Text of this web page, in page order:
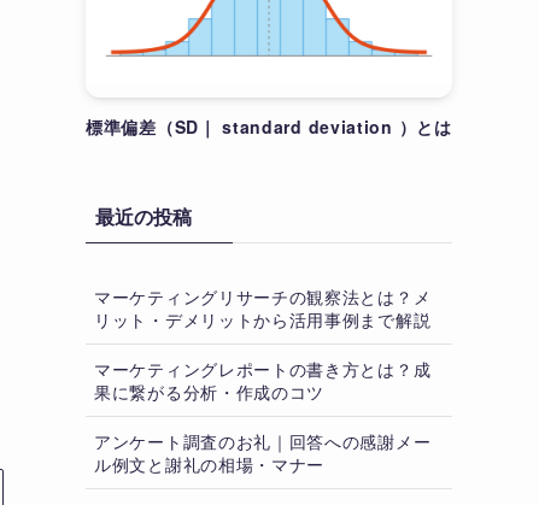
標準偏差（SD｜ standard deviation ）とは
最近の投稿
マーケティングリサーチの観察法とは？メ
リット・デメリットから活用事例まで解説
マーケティングレポートの書き方とは？成
果に繋がる分析・作成のコツ
アンケート調査のお礼｜回答への感謝メー
ル例文と謝礼の相場・マナー